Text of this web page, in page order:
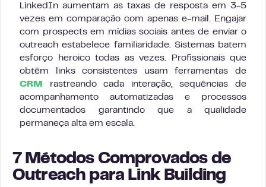
LinkedIn aumentam as taxas de resposta em 3-5
vezes em comparação com apenas e-mail. Engajar
com prospects em mídias sociais antes de enviar o
outreach estabelece familiaridade. Sistemas batem
esforço heroico todas as vezes. Profissionais que
obtêm links consistentes usam ferramentas de
CRM
rastreando cada interação, sequências de
acompanhamento automatizadas e processos
documentados garantindo que a qualidade
permaneça alta em escala.
7 Métodos Comprovados de
Outreach para Link Building